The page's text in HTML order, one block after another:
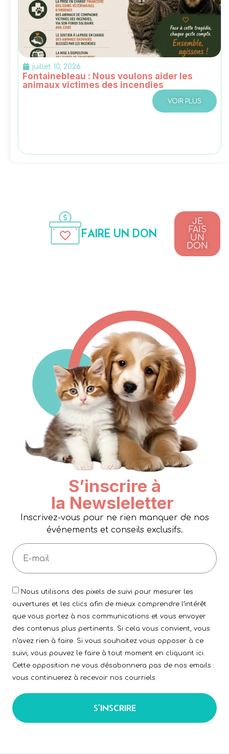
juillet 10, 2026
Fontainebleau : Nous voulons aider les
animaux victimes des incendies
VOIR PLUS
FAIRE UN DON
JE
FAIS
UN
DON
S’inscrire à
la Newsleletter
Inscrivez-vous pour ne rien manquer de nos
événements et conseils exclusifs.
Nous utilisons des pixels de suivi pour mesurer les
ouvertures et les clics afin de mieux comprendre l’intérêt
que vous portez à nos communications et vous envoyer
des contenus plus pertinents. Si cela vous convient, vous
n’avez rien à faire. Si vous souhaitez vous opposer à ce
suivi, vous pouvez le faire à tout moment en cliquant ici.
Cette opposition ne vous désabonnera pas de nos emails :
vous continuerez à recevoir nos courriels.
S’INSCRIRE